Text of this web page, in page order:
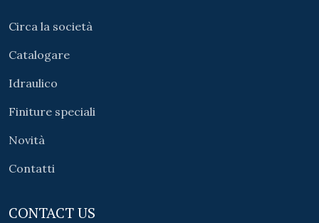
Circa la società
Catalogare
Idraulico
Finiture speciali
Novità
Contatti
CONTACT US